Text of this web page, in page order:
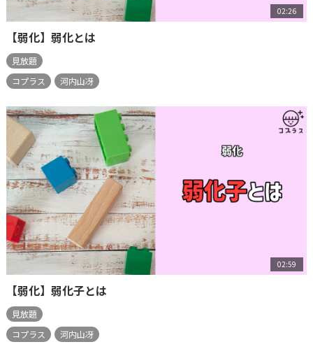
02:26
【弱化】弱化とは
見放題
コプラス
河内山冴
02:59
【弱化】弱化子とは
見放題
コプラス
河内山冴